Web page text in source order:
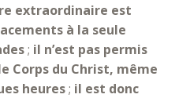
extraordinaire est
à la seule
; il n’est pas permis
Corps du Christ, même
heures; il est donc